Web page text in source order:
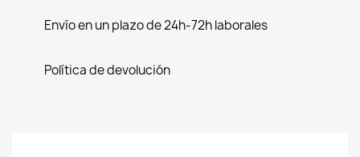
Envío en un plazo de 24h-72h laborales
Política de devolución